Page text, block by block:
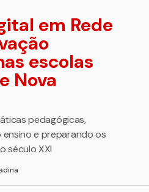
em Rede
escolas
Nova
pedagógicas,
e preparando os
século XXI